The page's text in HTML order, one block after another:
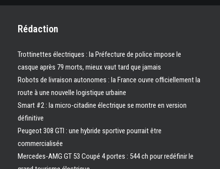
Rédaction
Trottinettes électriques : la Préfecture de police impose le
casque après 79 morts, mieux vaut tard que jamais
Robots de livraison autonomes : la France ouvre officiellement la
route à une nouvelle logistique urbaine
Smart #2 : la micro-citadine électrique se montre en version
définitive
Peugeot 308 GTI : une hybride sportive pourrait être
commercialisée
Mercedes-AMG GT 53 Coupé 4 portes : 544 ch pour redéfinir le